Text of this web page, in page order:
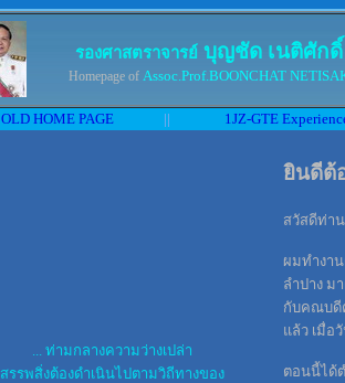
รองศาสตราจารย์ บุญชัด เนติศักดิ์
Homepage of Assoc.Prof.BOONCHAT
OLD HOME PAGE || 1JZ-GTE
... ท่ามกลางความว่างเปล่า
สรรพสิ่งต้องดำเนินไปตามวิถีทางของ
ยินดีต้
สวัสดีท่า
ผมทำงา
ลำปาง ม
กับคณบดี
แล้ว เมื่อ
ตอนนี้ได้